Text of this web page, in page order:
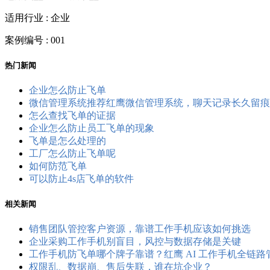
适用行业 : 企业
案例编号 : 001
热门新闻
企业怎么防止飞单
微信管理系统推荐红鹰微信管理系统，聊天记录长久留痕
怎么查找飞单的证据
企业怎么防止员工飞单的现象
飞单是怎么处理的
工厂怎么防止飞单呢
如何防范飞单
可以防止4s店飞单的软件
相关新闻
销售团队管控客户资源，靠谱工作手机应该如何挑选
企业采购工作手机别盲目，风控与数据存储是关键
工作手机防飞单哪个牌子靠谱？红鹰 AI 工作手机全链路
权限乱、数据崩、售后失联，谁在坑企业？